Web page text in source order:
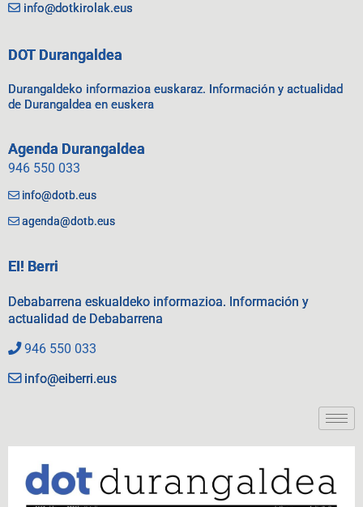
info@dotkirolak.eus
DOT Durangaldea
Durangaldeko informazioa euskaraz. Información y actualidad
de Durangaldea en euskera
Agenda Durangaldea
946 550 033
info@dotb.eus
agenda@dotb.eus
EI! Berri
Debabarrena eskualdeko informazioa. Información y
actualidad de Debabarrena
946 550 033
info@eiberri.eus